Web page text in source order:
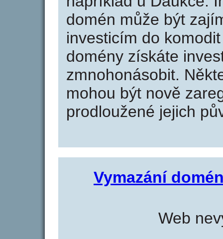
domén může být
investicím do
domény získáte
zmnohonásobit.
mohou být nově
prodloužené jejich
Vymazání
Web